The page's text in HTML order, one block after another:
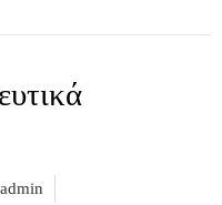
admin